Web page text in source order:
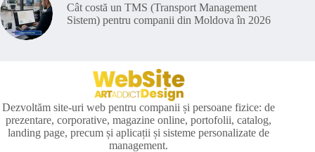
Cât costă un TMS (Transport Management
Sistem) pentru companii din Moldova în 2026
Dezvoltăm site-uri web pentru companii și persoane fizice: de
prezentare, corporative, magazine online, portofolii, catalog,
landing page, precum și aplicații și sisteme personalizate de
management.